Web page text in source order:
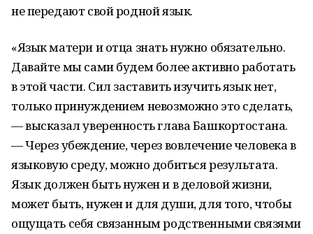
не передают свой родной язык.
«Язык матери и отца знать нужно обязательно.
Давайте мы сами будем более активно работать
в этой части. Сил заставить изучить язык нет,
только принуждением невозможно это сделать,
— высказал уверенность глава Башкортостана.
— Через убеждение, через вовлечение человека в
языковую среду, можно добиться результата.
Язык должен быть нужен и в деловой жизни,
может быть, нужен и для души, для того, чтобы
ощущать себя связанным родственными связями